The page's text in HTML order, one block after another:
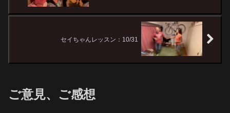
セイちゃんレッスン：10/31
ご意見、ご感想